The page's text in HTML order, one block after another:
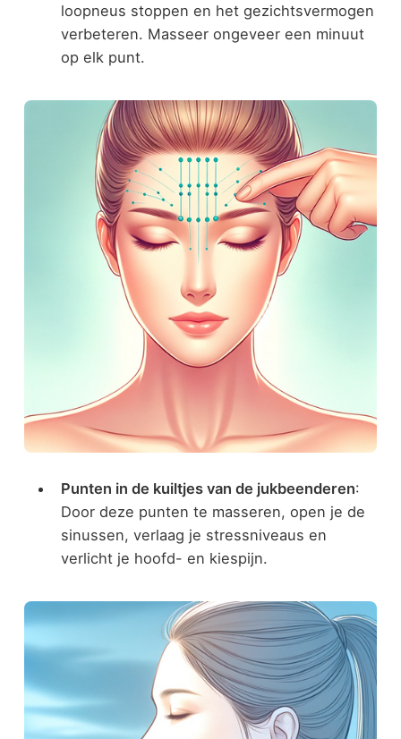
loopneus stoppen en het gezichtsvermogen
verbeteren. Masseer ongeveer een minuut
op elk punt.
Punten in de kuiltjes van de jukbeenderen:
Door deze punten te masseren, open je de
sinussen, verlaag je stressniveaus en
verlicht je hoofd- en kiespijn.